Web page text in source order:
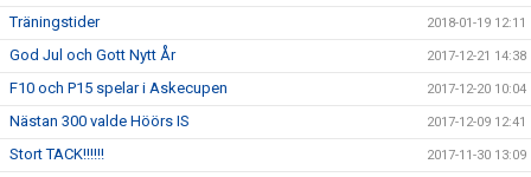
Träningstider 2018-01-19 12:11
God Jul och Gott Nytt År 2017-12-21 14:38
F10 och P15 spelar i Askecupen 2017-12-20 10:04
Nästan 300 valde Höörs IS 2017-12-09 12:41
Stort TACK!!!!!! 2017-11-30 13:09